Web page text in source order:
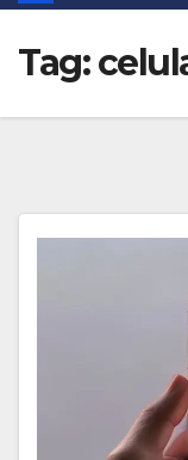
Tag: